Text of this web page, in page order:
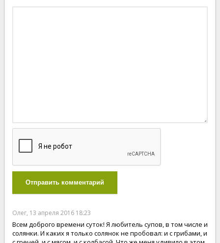
Отправить комментарий
Олег, 13 апреля 2016 18:23
Всем доброго времени суток! Я любитель супов, в том числе и
солянки. И каких я только солянок не пробовал: и с грибами, и